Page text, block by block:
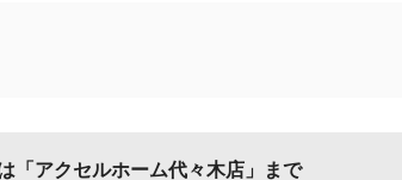
「アクセルホーム代々木店」まで